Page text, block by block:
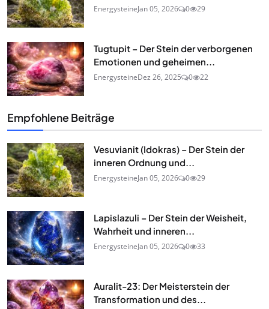
EnergysteineJan 05, 2026 0 29
Tugtupit – Der Stein der verborgenen
Emotionen und geheimen...
EnergysteineDez 26, 2025 0 22
Empfohlene Beiträge
Vesuvianit (Idokras) – Der Stein der
inneren Ordnung und...
EnergysteineJan 05, 2026 0 29
Lapislazuli – Der Stein der Weisheit,
Wahrheit und inneren...
EnergysteineJan 05, 2026 0 33
Auralit-23: Der Meisterstein der
Transformation und des...